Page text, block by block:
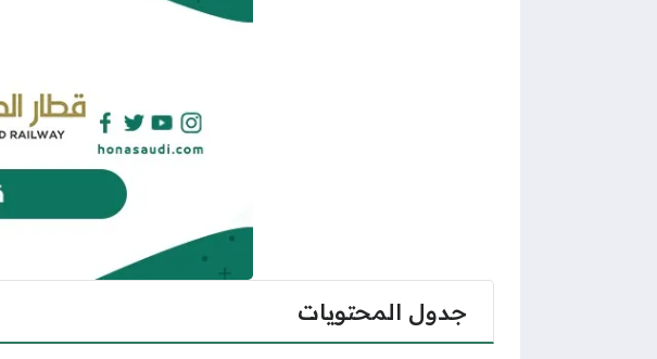
جدول المحتويات